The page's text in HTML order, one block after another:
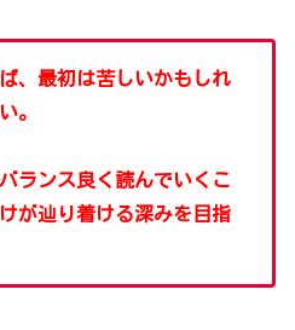
、最初は苦しいかもしれ
。
ランス良く読んでいくこ
が辿り着ける深みを目指